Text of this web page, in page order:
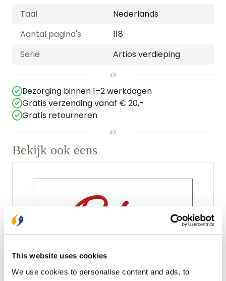
This website uses cookies
We use cookies to personalise content and ads, to
Taal
Nederlands
Aantal pagina's
118
Serie
Artios verdieping
Bezorging binnen 1–2 werkdagen
Gratis verzending vanaf € 20,-
Gratis retourneren
Bekijk ook eens